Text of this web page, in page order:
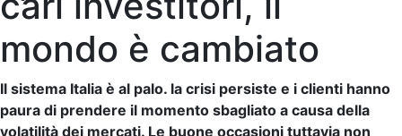
mondo è cambiato
Il sistema Italia è al palo. la crisi persiste e i clienti hanno
paura di prendere il momento sbagliato a causa della
volatilità dei mercati. Le buone occasioni tuttavia non